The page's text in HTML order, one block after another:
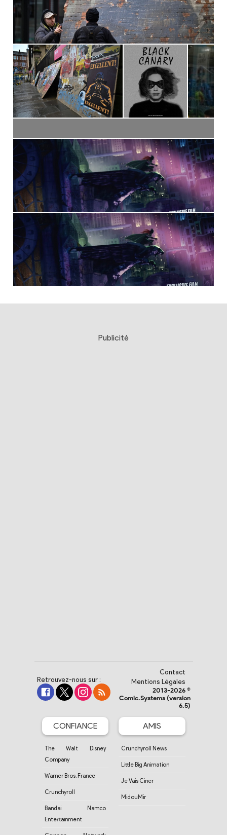
Publicité
Retrouvez-nous sur :
Contact
Mentions Légales
2013-2026 ©
Comic.Systems (version
6.5)
CONFIANCE
The Walt Disney
Company
Warner Bros. France
Crunchyroll
Bandai Namco
Entertainment
AMIS
Crunchyroll News
Little Big Animation
Je Vais Ciner
MidouMir